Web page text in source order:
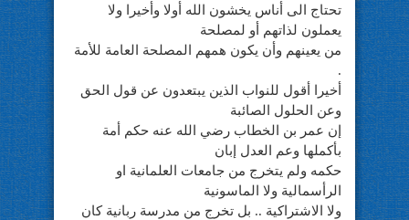
تحتاج الى أناس يخشون الله أولا وأخيرا وﻻ
يعملون لذاتهم أو لمصلحة
من يعينهم وأن يكون همهم المصلحة العامة للأمة
.
أخيرا أقول للنواب الذين يبتعدون عن قول الحق
وعن الحلول الصائبة
إن عمر بن الخطاب رضي الله عنه حكم أمة
بأكملها وعم العدل إبان
حكمه ولم يتخرج من جامعات العلمانية او
الرأسمالية وﻻ الماسونية
وﻻ اﻻشتراكية .. بل تخرج من مدرسة ربانية كان